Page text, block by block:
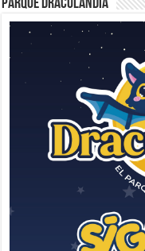
Parque Draculandia